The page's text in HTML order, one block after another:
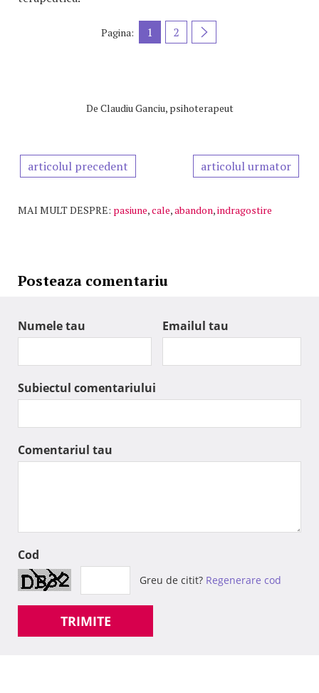
Pagina: 1 2
De Claudiu Ganciu, psihoterapeut
articolul precedent articolul urmator
MAI MULT DESPRE: pasiune,cale,abandon,indragostire
Posteaza comentariu
Numele tau Emailul tau
Subiectul comentariului
Comentariul tau
Cod
Greu de citit? Regenerare cod
TRIMITE